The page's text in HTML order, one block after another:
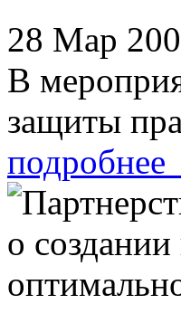
28 Мар
В
защиты
подробнее